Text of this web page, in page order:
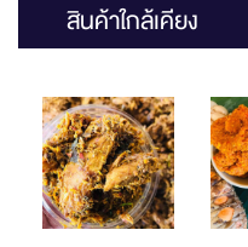
สินค้าใกล้เคียง